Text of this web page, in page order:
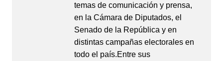
temas de comunicación y prensa,
en la Cámara de Diputados, el
Senado de la República y en
distintas campañas electorales en
todo el país.Entre sus